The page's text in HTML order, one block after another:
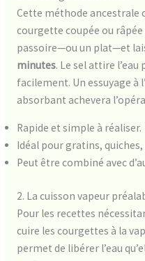
Cette méthode ancestrale
courgette coupée ou
passoire—ou un plat—et
minutes. Le sel attire l’eau
facilement. Un essuyage à
absorbant achevera
Rapide et simple à réaliser.
Idéal pour gratins,
Peut être combiné avec
2. La cuisson vapeur
Pour les recettes
cuire les courgettes à la
permet de libérer l’eau